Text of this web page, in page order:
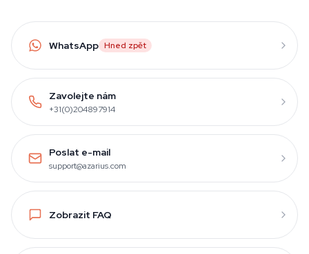
WhatsApp Hned zpět
Zavolejte nám
+31(0)204897914
Poslat e-mail
support@azarius.com
Zobrazit FAQ